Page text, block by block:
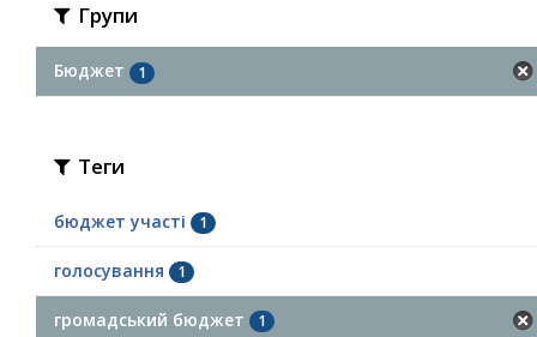
Групи
Бюджет 1
Теги
бюджет участі 1
голосування 1
громадський бюджет 1